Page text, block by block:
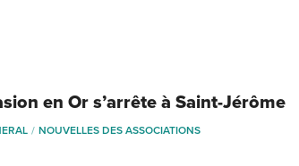
en Or s’arrête à Saint-Jérôme
NOUVELLES DES ASSOCIATIONS